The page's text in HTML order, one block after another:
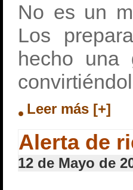
No es un
Los
hecho
Leer más [+]
Alerta de
12 de Mayo de